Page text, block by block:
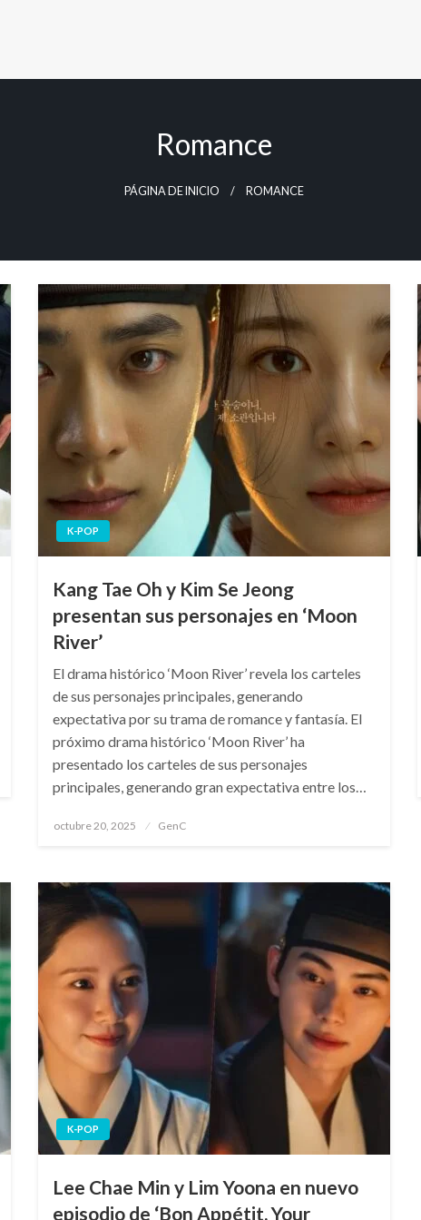
Romance
PÁGINA DE INICIO ROMANCE
K-POP
Kang Tae Oh y Kim Se Jeong
presentan sus personajes en ‘Moon
River’
El drama histórico ‘Moon River’ revela los carteles
de sus personajes principales, generando
expectativa por su trama de romance y fantasía. El
próximo drama histórico ‘Moon River’ ha
presentado los carteles de sus personajes
principales, generando gran expectativa entre los…
Publicado
octubre 20, 2025 GenC
K-POP
Lee Chae Min y Lim Yoona en nuevo
episodio de ‘Bon Appétit, Your